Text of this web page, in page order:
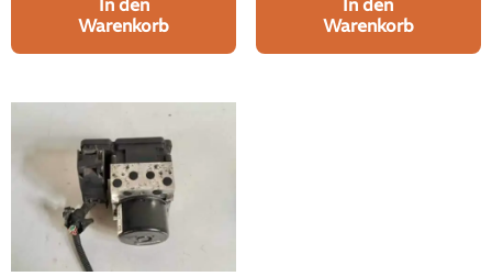
In den
Warenkorb
In den
Warenkorb